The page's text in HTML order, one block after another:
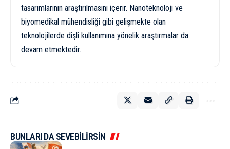
tasarımlarının araştırılmasını içerir. Nanoteknoloji ve
biyomedikal mühendisliği gibi gelişmekte olan
teknolojilerde dişli kullanımına yönelik araştırmalar da
devam etmektedir.
BUNLARI DA SEVEBİLİRSİN
KÜLTÜR